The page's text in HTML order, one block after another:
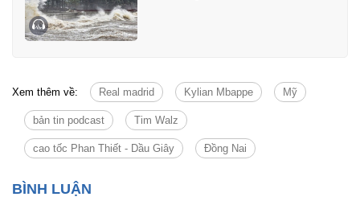
Xem thêm về: Real madrid Kylian Mbappe Mỹ
bản tin podcast Tim Walz
cao tốc Phan Thiết - Dầu Giây Đồng Nai